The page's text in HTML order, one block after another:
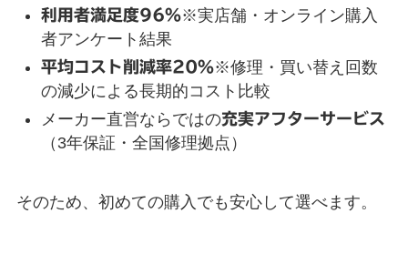
利用者満足度96％※実店舗・オンライン購入
者アンケート結果
平均コスト削減率20％※修理・買い替え回数
の減少による長期的コスト比較
メーカー直営ならではの充実アフターサービス
（3年保証・全国修理拠点）
そのため、初めての購入でも安心して選べます。